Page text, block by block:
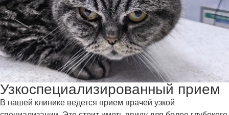
Узкоспециализированный прием
В нашей клинике ведется прием врачей узкой